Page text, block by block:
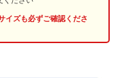
イズも必ずご確認くださ